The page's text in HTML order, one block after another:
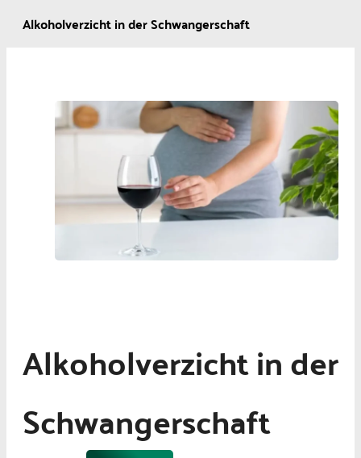
Alkoholverzicht in der Schwangerschaft
Alkoholverzicht in der
Schwangerschaft